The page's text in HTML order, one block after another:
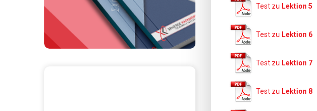
Test zu Lektion 5
Test zu Lektion 6
Test zu Lektion 7
Test zu Lektion 8